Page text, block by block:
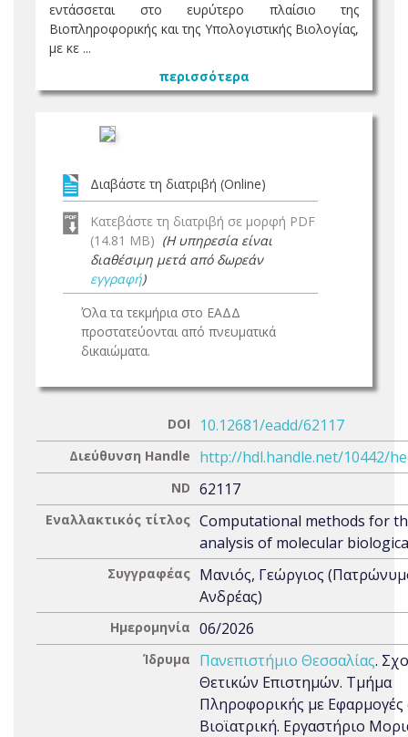
εντάσσεται στο ευρύτερο πλαίσιο της
Βιοπληροφορικής και της Υπολογιστικής Βιολογίας,
με κε ...
περισσότερα
Διαβάστε τη διατριβή (Online)
Κατεβάστε τη διατριβή σε μορφή PDF
(14.81 MB) (Η υπηρεσία είναι
διαθέσιμη μετά από δωρεάν
εγγραφή)
Όλα τα τεκμήρια στο ΕΑΔΔ
προστατεύονται από πνευματικά
δικαιώματα.
DOI 10.12681/eadd/62117
Διεύθυνση Handle http://hdl.handle.net/10442/
ND 62117
Εναλλακτικός τίτλος Computational methods for
analysis of molecular
Συγγραφέας Μανιός, Γεώργιος
Ανδρέας)
Ημερομηνία 06/2026
Ίδρυμα Πανεπιστήμιο Θεσσαλίας.
Θετικών Επιστημών. Τμήμα
Πληροφορικής με Εφαρμογές
Βιοϊατρική. Εργαστήριο